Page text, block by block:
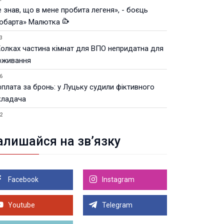
знав, що в мене пробита легеня», - боєць
Малютка
частина кімнат для ВПО непридатна для
за бронь: у Луцьку судили фіктивного
21:18
телеоб'єктивів Sigma Sports та Sony G-
21:00
на 99,9% готовий новий Державний
простір. ВІДЕО
Більше новин
на зв’язку
Facebook Instagram
Youtube Telegram